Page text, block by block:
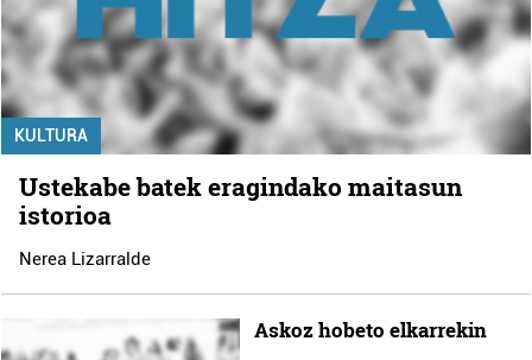
KULTURA
Ustekabe batek eragindako maitasun
istorioa
Nerea Lizarralde
Askoz hobeto elkarrekin